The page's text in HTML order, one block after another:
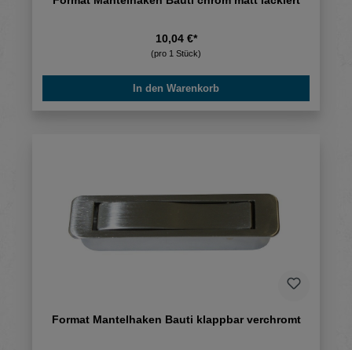
10,04 €*
(pro 1 Stück)
In den Warenkorb
Format Mantelhaken Bauti klappbar verchromt